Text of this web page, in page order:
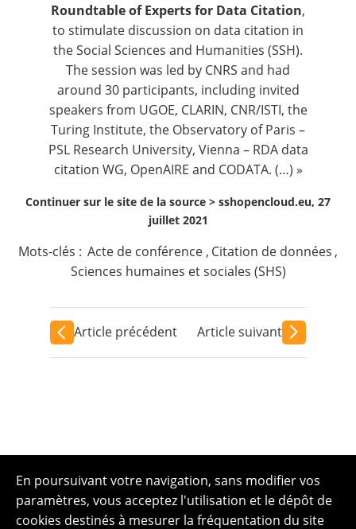
Roundtable of Experts for Data Citation,
to stimulate discussion on data citation in
the Social Sciences and Humanities (SSH).
The session was led by CNRS and had
around 30 participants, including invited
speakers from UGOE, CLARIN, CNR/ISTI, the
Turing Institute, the Observatory of Paris –
PSL Research University, Vienna – RDA data
citation WG, OpenAIRE and CODATA. (…) »
Continuer sur le site de la source > sshopencloud.eu, 27
juillet 2021
Mots-clés : Acte de conférence , Citation de données ,
Sciences humaines et sociales (SHS)
Article précédent Article suivant
En poursuivant votre navigation, sans modifier vos
paramètres, vous acceptez l'utilisation et le dépôt de
cookies destinés à mesurer la fréquentation du site